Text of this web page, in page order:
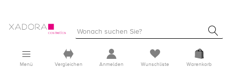
Menü Vergleichen Anmelden Wunschliste Warenkorb